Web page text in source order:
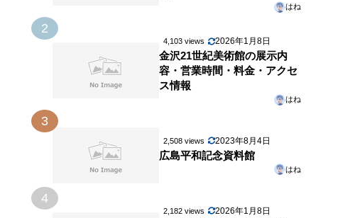
はね
2
4,103 views 2026年1月8日
金沢21世紀美術館の展示内
容・営業時間・料金・アクセ
ス情報
はね
3
2,508 views 2023年8月4日
広島平和記念資料館
はね
4
2,182 views 2026年1月8日